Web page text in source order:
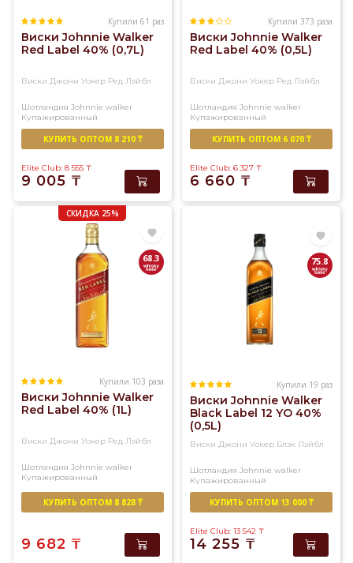
более
100
Доставка
виски
Алматы
течение
3-
Купили 61 раз
Виски Johnnie Walker
Red Label 40% (0,7L)
Виски Джони Уокер Ред Лэйбл
Шотландия Johnnie walker
Купажированный
КУПИТЬ ОПТОМ 8 210 ₸
Elite Club: 8 555 ₸
9 005 ₸
Купили 373 раза
Виски Johnnie Walker
Red Label 40% (0,5L)
Виски Джони Уокер Ред Лэйбл
Шотландия Johnnie walker
Купажированный
КУПИТЬ ОПТОМ 6 070 ₸
Elite Club: 6 327 ₸
6 660 ₸
СКИДКА 25%
68.3
Купили 103 раза
Виски Johnnie Walker
Red Label 40% (1L)
Виски Джони Уокер Ред Лэйбл
Шотландия Johnnie walker
Купажированный
КУПИТЬ ОПТОМ 8 828 ₸
9 682 ₸
75.8
Купили 19 раз
Виски Johnnie Walker
Black Label 12 YO 40%
(0,5L)
Виски Джони Уокер Блэк Лэйбл
Шотландия Johnnie walker
Купажированный
КУПИТЬ ОПТОМ 13 000 ₸
Elite Club: 13 542 ₸
14 255 ₸